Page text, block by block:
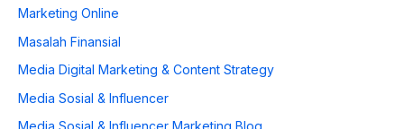
Marketing Online
Masalah Finansial
Media Digital Marketing & Content Strategy
Media Sosial & Influencer